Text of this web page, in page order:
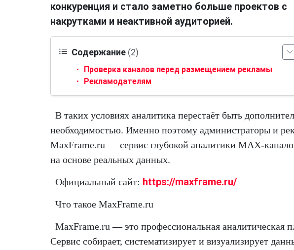
конкуренция и стало заметно больше проектов с
накрутками и неактивной аудиторией.
Содержание (2)
Проверка каналов перед размещением рекламы
Рекламодателям
В таких условиях аналитика перестаёт быть
необходимостью. Именно поэтому администраторы и
MaxFrame.ru — сервис глубокой аналитики MAX-
на основе реальных данных.
Официальный сайт: https://maxframe.ru/
Что такое MaxFrame.ru
MaxFrame.ru — это профессиональная аналитическая
Сервис собирает, систематизирует и визуализирует